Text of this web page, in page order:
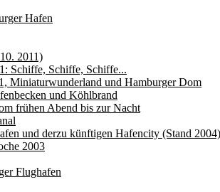
Hafen
2011)
Schiffe, Schiffe, Schiffe...
Miniaturwunderland und Hamburger Dom
und Köhlbrand
frühen Abend bis zur Nacht
und derzu künftigen Hafencity (Stand 2004)
2003
Flughafen